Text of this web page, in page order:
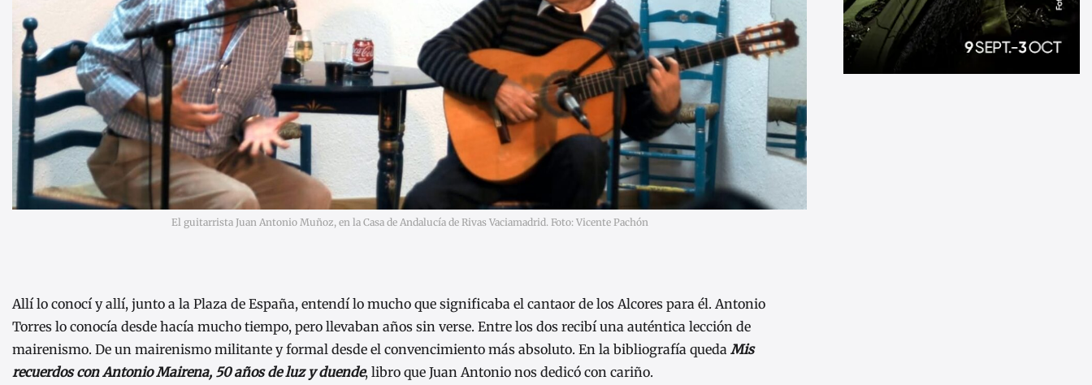
El guitarrista Juan Antonio Muñoz, en la Casa de Andalucía de Rivas Vaciamadrid. Foto: Vicente Pachón
Allí lo conocí y allí, junto a la Plaza de España, entendí lo mucho que significaba el cantaor de los Alcores para él. Antonio
Torres lo conocía desde hacía mucho tiempo, pero llevaban años sin verse. Entre los dos recibí una auténtica lección de
mairenismo. De un mairenismo militante y formal desde el convencimiento más absoluto. En la bibliografía queda Mis
recuerdos con Antonio Mairena, 50 años de luz y duende, libro que Juan Antonio nos dedicó con cariño.